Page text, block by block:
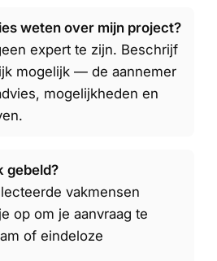
weten over mijn project?
expert te zijn. Beschrijf
mogelijk — de aannemer
mogelijkheden en
gebeld?
vakmensen
op om je aanvraag te
of eindeloze